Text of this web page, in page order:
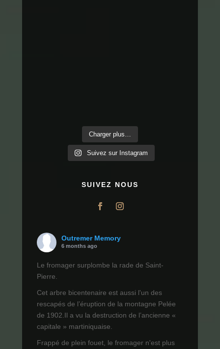
Charger plus…
Suivez sur Instagram
SUIVEZ NOUS
Outremer Memory
6 months ago
Le fromager surplombe la rade de Saint-
Pierre.
Cet arbre bicentenaire est aussi l'un des
rescapés de l’éruption de la montagne Pelée
de 1902.Il a vu la destruction de l’ancienne «
capitale » martiniquaise.
Frappé de plein fouet, le fromager n'est plus